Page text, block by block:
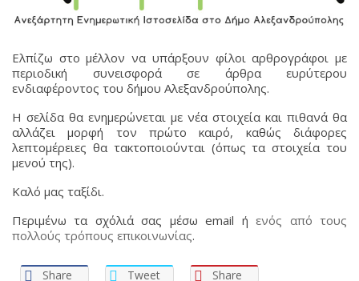
Ελπίζω στο μέλλον να υπάρξουν φίλοι αρθρογράφοι με
περιοδική συνεισφορά σε άρθρα ευρύτερου
ενδιαφέροντος του δήμου Αλεξανδρούπολης.
Η σελίδα θα ενημερώνεται με νέα στοιχεία και πιθανά θα
αλλάζει μορφή τον πρώτο καιρό, καθώς διάφορες
λεπτομέρειες θα τακτοποιούνται (όπως τα στοιχεία του
μενού της).
Καλό μας ταξίδι.
Περιμένω τα σχόλιά σας μέσω email ήενός από τους
πολλούς τρόπους επικοινωνίας.
Share Tweet Share